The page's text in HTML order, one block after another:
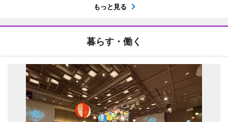
もっと見る
暮らす・働く